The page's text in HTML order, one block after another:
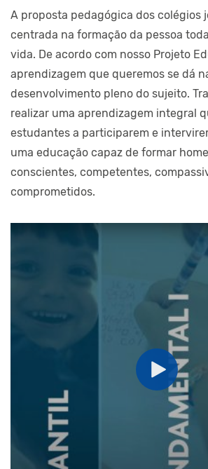
A proposta pedagógica dos colégios
centrada na formação da pessoa
vida. De acordo com nosso Projeto
aprendizagem que queremos se dá
desenvolvimento pleno do sujeito.
realizar uma aprendizagem integral
estudantes a participarem e
uma educação capaz de formar
conscientes, competentes,
comprometidos.